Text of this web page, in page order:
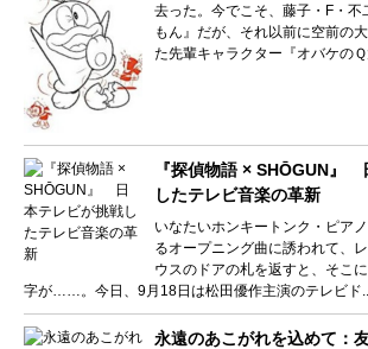
去った。今でこそ、藤子・F・不
もん』だが、それ以前に空前の
た先輩キャラクター『オバケの
『探偵物語 × SHŌGUN』
したテレビ音楽の革新
いなたいホンキートンク・ピア
るオープニング曲に誘われて、
ウスのドアの札を返すと、そこ
字が……。今日、9月18日は松田優作主演のテレビド...
永遠のあこがれを込めて：